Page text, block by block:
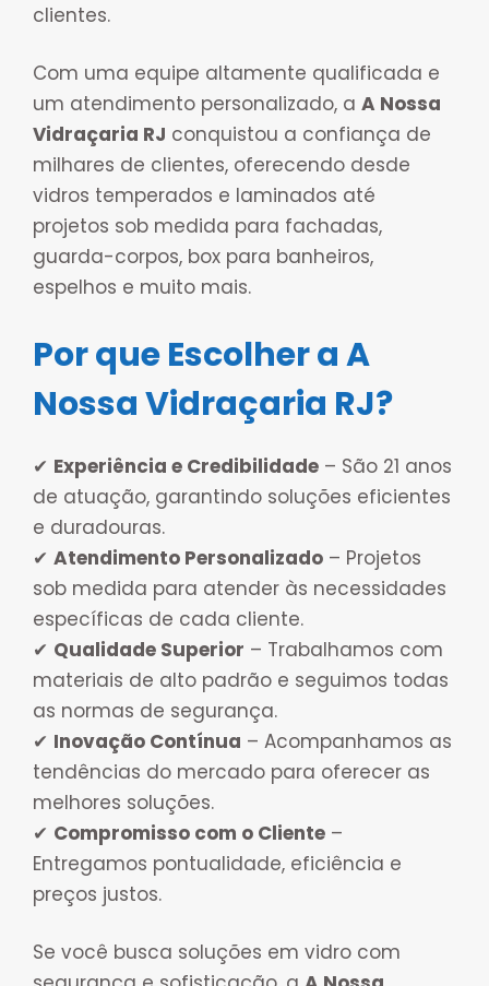
clientes.
Com uma equipe altamente qualificada e
um atendimento personalizado, a A Nossa
Vidraçaria RJ conquistou a confiança de
milhares de clientes, oferecendo desde
vidros temperados e laminados até
projetos sob medida para fachadas,
guarda-corpos, box para banheiros,
espelhos e muito mais.
Por que Escolher a A
Nossa Vidraçaria RJ?
✔ Experiência e Credibilidade – São 21 anos
de atuação, garantindo soluções eficientes
e duradouras.
✔ Atendimento Personalizado – Projetos
sob medida para atender às necessidades
específicas de cada cliente.
✔ Qualidade Superior – Trabalhamos com
materiais de alto padrão e seguimos todas
as normas de segurança.
✔ Inovação Contínua – Acompanhamos as
tendências do mercado para oferecer as
melhores soluções.
✔ Compromisso com o Cliente –
Entregamos pontualidade, eficiência e
preços justos.
Se você busca soluções em vidro com